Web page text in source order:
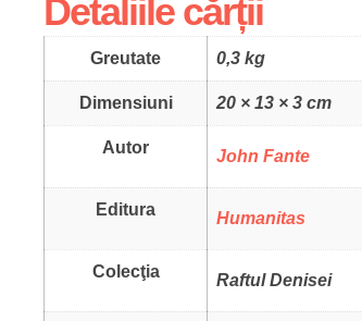
Detaliile cărții
Greutate 0,3 kg
Dimensiuni 20 × 13 × 3 cm
Autor John Fante
Editura Humanitas
Colecţia Raftul Denisei